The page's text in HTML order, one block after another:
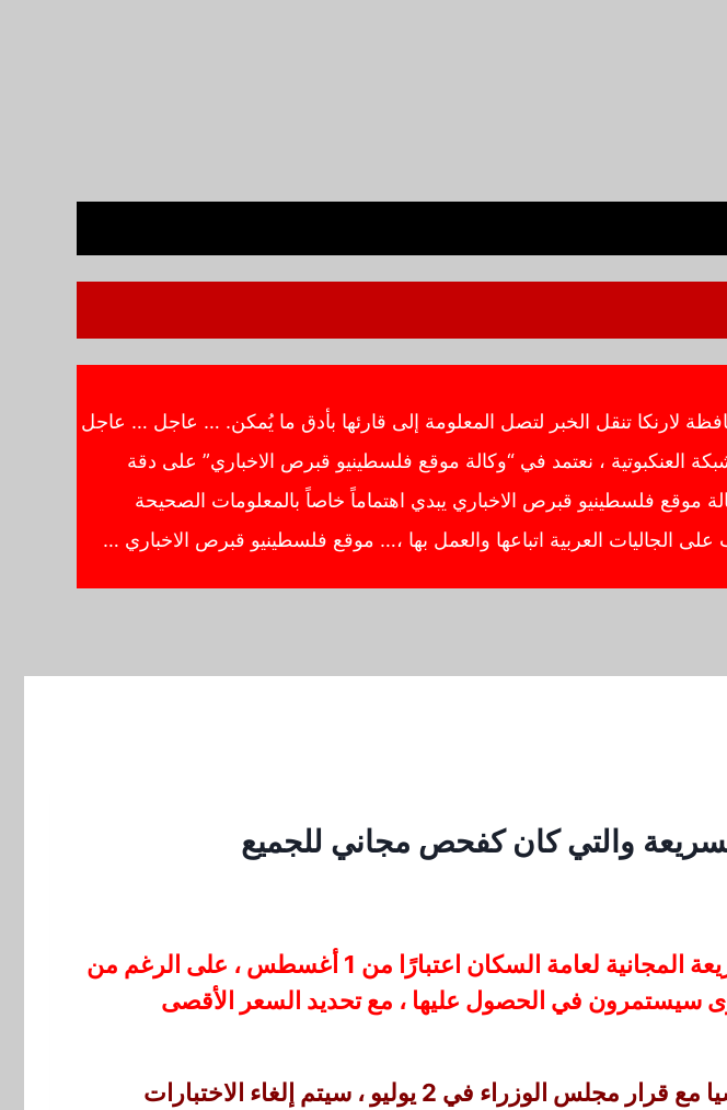
لارنكا تنقل الخبر لتصل المعلومة إلى قارئها بأدق ما يُمكن. … عاجل … عاجل
، نعتمد في “وكالة موقع فلسطينيو قبرص الاخباري” على دقة
فلسطينيو قبرص الاخباري يبدي اهتماماً خاصاً بالمعلومات الصحيحة
الجاليات العربية اتباعها والعمل بها ،… موقع فلسطينيو قبرص الاخباري …
أعلنت وزارة الصحة يوم الاثنين أنها ستلغي اختبارات المستضدات السريعة المجانية لعامة السكان اعتبارًا من 1 أغسطس ، على الرغم من
السكانية الأخرى سيستمرون في الحصول عليها ، مع تحديد السعر الأقصى
في سؤال وجواب حول القضية صدر يوم الاثنين ، قالت الوزارة إنه تماشيا مع قرار مجلس الوزراء في 2 يوليو ، سيتم إلغاء الاختبارات